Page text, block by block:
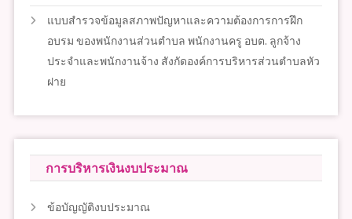
แบบสำรวจข้อมูลสภาพปัญหาและความต้องการการฝึก
อบรม ของพนักงานส่วนตำบล พนักงานครู อบต. ลูกจ้าง
ประจำและพนักงานจ้าง สังกัดองค์การบริหารส่วนตำบลหัว
ฝาย
การบริหารเงินงบประมาณ
ข้อบัญญัติงบประมาณ